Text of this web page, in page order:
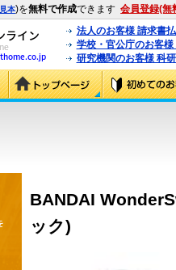
見本)を無料で作成できます 会員登録(無
法人のお客様 請求書
学校・官公庁のお客
研究機関のお客様 科
BANDAI
ック)